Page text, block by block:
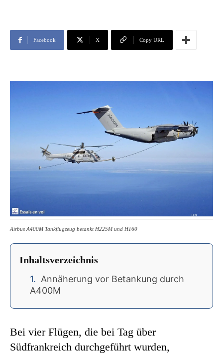
Facebook X Copy URL
Airbus A400M Tankflugzeug betankt H225M und H160
Inhaltsverzeichnis
Annäherung vor Betankung durch
A400M
Bei vier Flügen, die bei Tag über
Südfrankreich durchgeführt wurden,